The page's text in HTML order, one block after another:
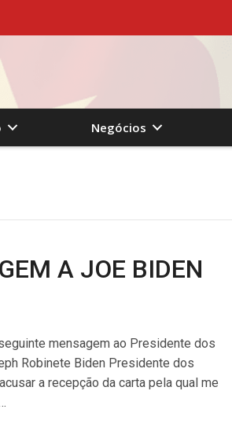
Negócios
A JOE BIDEN
mensagem ao Presidente dos
Robinete Biden Presidente dos
a recepção da carta pela qual me